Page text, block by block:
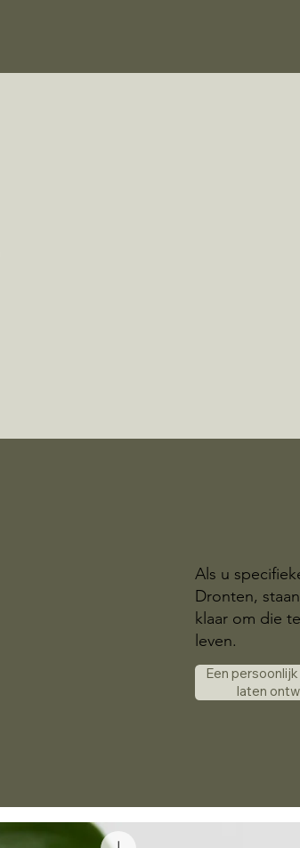
Als u
Dronten,
klaar om die
leven.
Een
laten